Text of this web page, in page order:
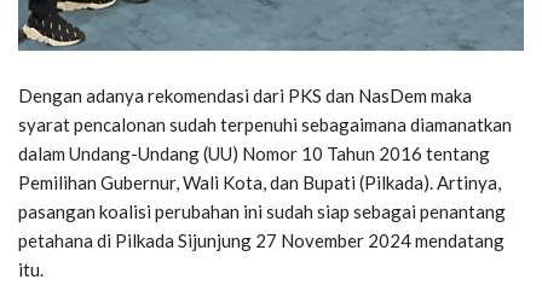
Dengan adanya rekomendasi dari PKS dan NasDem maka
syarat pencalonan sudah terpenuhi sebagaimana diamanatkan
dalam Undang-Undang (UU) Nomor 10 Tahun 2016 tentang
Pemilihan Gubernur, Wali Kota, dan Bupati (Pilkada). Artinya,
pasangan koalisi perubahan ini sudah siap sebagai penantang
petahana di Pilkada Sijunjung 27 November 2024 mendatang
itu.